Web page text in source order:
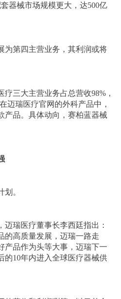
器械市场规模更大，达500亿
为第四主营业务，其利润或将
疗三大主营业务占总营收98%，
迈瑞医疗官网的外科产品中，
产品。具体动向，赛柏蓝器械
。
瑞医疗董事长李西廷指出：
的高质量发展，迈瑞一路走
产品作为头等大事，迈瑞下一
的10年内进入全球医疗器械供